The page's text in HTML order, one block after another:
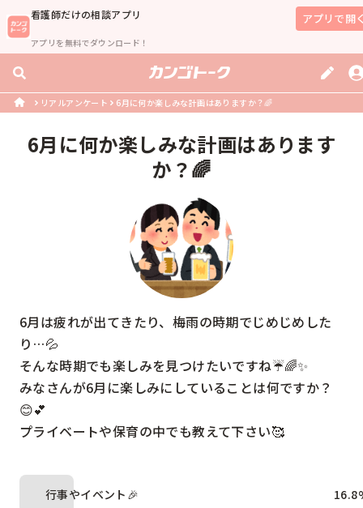
看護師だけの相談アプリ
アプリを無料でダウンロード！
アプリで開
リアルアンケート 6月に何か楽しみな計画はありますか？🌈
6月に何か楽しみな計画はあります
か？🌈
6月は疲れが出てきたり、梅雨の時期でじめじめした
り…💦
そんな時期でも楽しみを見つけたいですね☔🌈✨
みなさんが6月に楽しみにしていることは何ですか？
😊💕
プライベートや保育の中でも教えて下さい🥰
行事やイベント🎉 16.8